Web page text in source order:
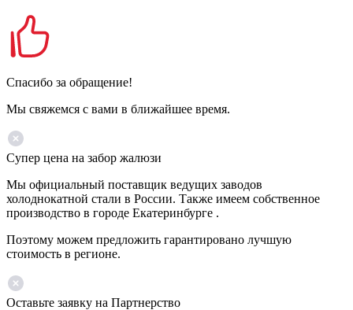
Спасибо за обращение!
Мы свяжемся с вами в ближайшее время.
Супер цена на забор жалюзи
Мы официальный поставщик ведущих заводов
холоднокатной стали в России. Также имеем собственное
производство в городе Екатеринбурге .
Поэтому можем предложить гарантировано лучшую
стоимость в регионе.
Оставьте заявку на Партнерство